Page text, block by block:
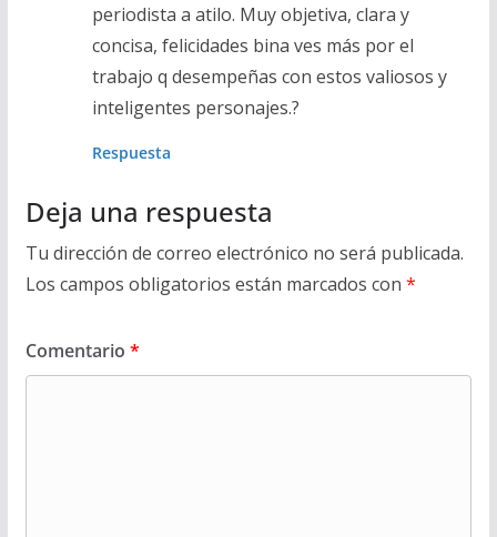
periodista a atilo. Muy objetiva, clara y
concisa, felicidades bina ves más por el
trabajo q desempeñas con estos valiosos y
inteligentes personajes.?
Respuesta
Deja una respuesta
Tu dirección de correo electrónico no será publicada.
Los campos obligatorios están marcados con *
Comentario *